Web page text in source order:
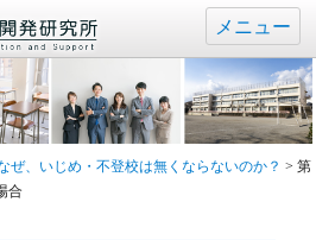
メニュー
ぜ、いじめ・不登校は無くならないのか？ > 第
合